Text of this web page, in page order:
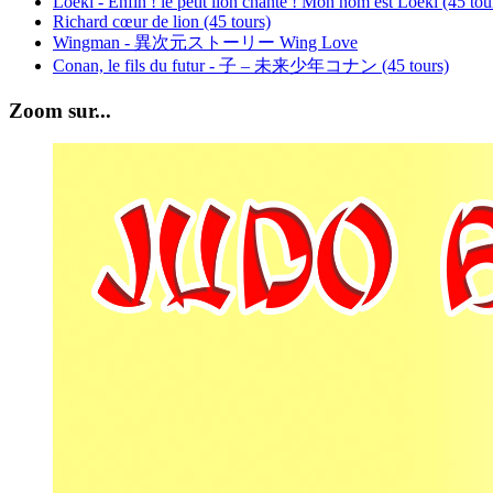
Richard cœur de lion (45 tours)
Wingman - 異次元ストーリー Wing Love
Conan, le fils du futur - 子 – 未来少年コナン (45 tours)
Zoom sur...